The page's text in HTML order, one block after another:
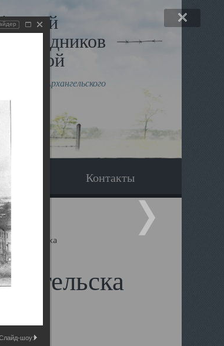
музей
Архангельского
Контакты
Архангельска
шоу: